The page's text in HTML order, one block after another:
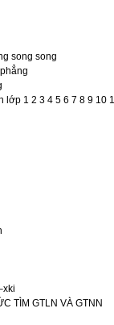
song song
1 2 3 4 5 6 7 8 9 10
TÌM GTLN VÀ GTNN